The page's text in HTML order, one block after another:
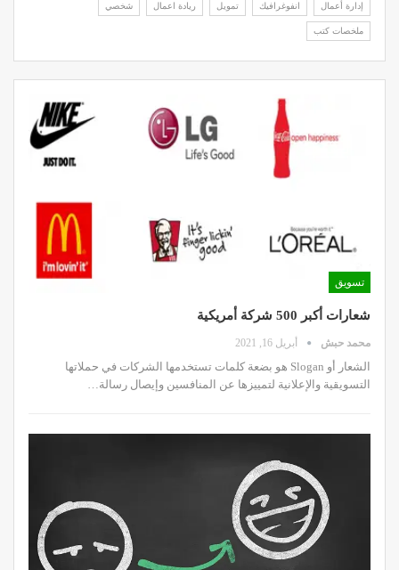
إدارة أعمال انفوغرافيك تمويل ريادة اعمال شخصي
ملخصات كتب
تسويق
شعارات أكبر 500 شركة أمريكية
محمد حبش أبريل 16, 2021
الشعار أو Slogan هو بضعة كلمات تستخدمها الشركات في حملاتها
التسويقية والإعلانية لتمييزها عن المنافسين وإيصال رسالة…